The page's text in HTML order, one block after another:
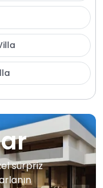
sürpriz